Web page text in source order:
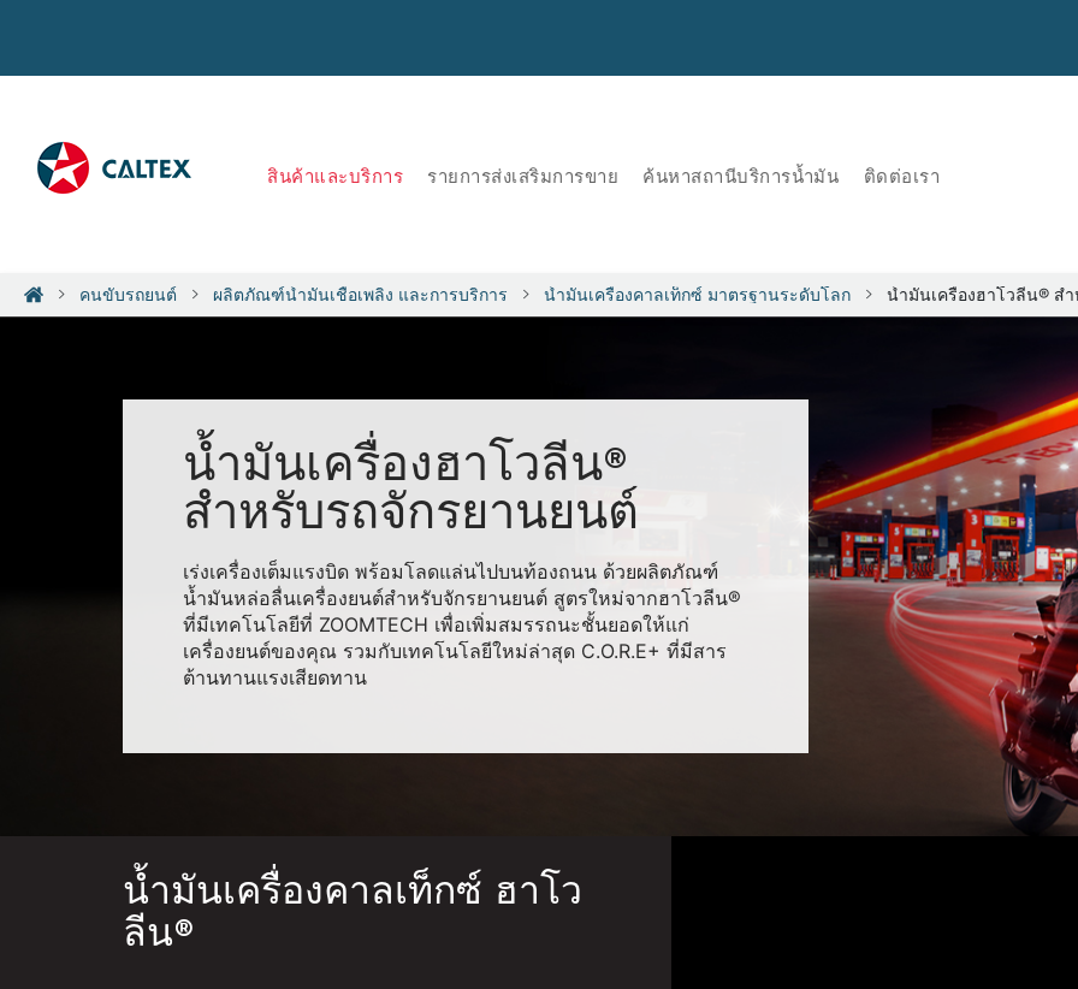
สินค้าและบริการ รายการส่งเสริมการขาย ค้นหาสถานีบริการน้ำมัน ติดต่อเรา
คนขับรถยนต์ ผลิตภัณฑ์น้ำมันเชื้อเพลิง และการบริการ น้ำมันเครื่องคาลเท็กซ์ มาตรฐานระดับโลก น้ำมันเครื่องฮาโวลีน® ส
น้ำมันเครื่องฮาโวลีน®
สำหรับรถจักรยานยนต์
เร่งเครื่องเต็มแรงบิด พร้อมโลดแล่นไปบนท้องถนน ด้วยผลิตภัณฑ์
น้ำมันหล่อลื่นเครื่องยนต์สำหรับจักรยานยนต์ สูตรใหม่จากฮาโวลีน®
ที่มีเทคโนโลยีที่ ZOOMTECH เพื่อเพิ่มสมรรถนะชั้นยอดให้แก่
เครื่องยนต์ของคุณ รวมกับเทคโนโลยีใหม่ล่าสุด C.O.R.E+ ที่มีสาร
ต้านทานแรงเสียดทาน
น้ำมันเครื่องคาลเท็กซ์ ฮาโว
ลีน®